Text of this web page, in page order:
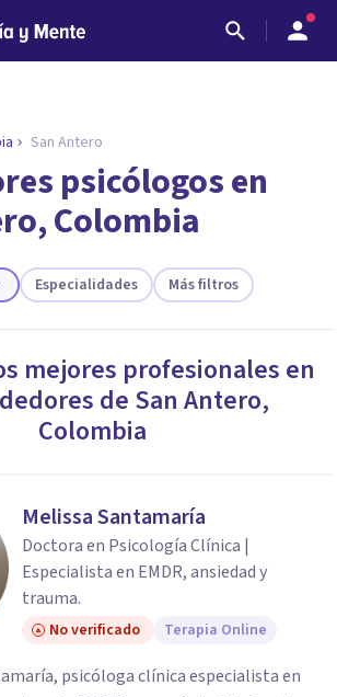
ayuda para encontrar el
breves preguntas y te ofreceremos
San Antero
psicólogos en
Colombia
Especialidades Más filtros
mejores profesionales en
de San Antero,
Colombia
Melissa Santamaría
Doctora en Psicología Clínica |
Especialista en EMDR, ansiedad y
trauma.
No verificado Terapia Online
psicóloga clínica especialista en